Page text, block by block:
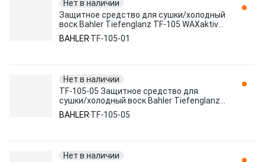
Нет в наличии
Защитное средство для сушки/холодный
воск Bahler Tiefenglanz TF-105 WAXaktive
1л TF-105-01
BAHLER TF-105-01
Нет в наличии
TF-105-05 Защитное средство для
сушки/холодный воск Bahler Tiefenglanz
TF-105 WAXaktive 5л
BAHLER TF-105-05
Нет в наличии